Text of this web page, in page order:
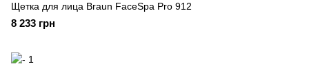
Щетка для лица Braun FaceSpa Pro 912
8 233 грн